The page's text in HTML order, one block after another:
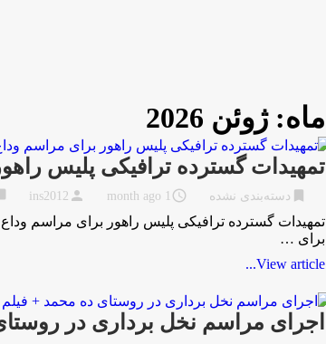
ماه:ژوئن 2026
تمهیدات گسترده ترافیکی پلیس
دسته‌بندی نشده access_time
1 month ago
person
ins2012
chat_bubble
تمهیدات گسترده ترافیکی پلیس راهور برای مراسم
برای …
View article...
اجرای مراسم نخل برداری در